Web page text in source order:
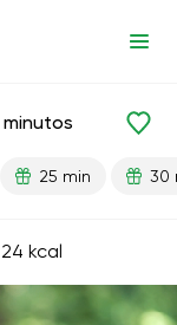
25 min 30
24 kcal